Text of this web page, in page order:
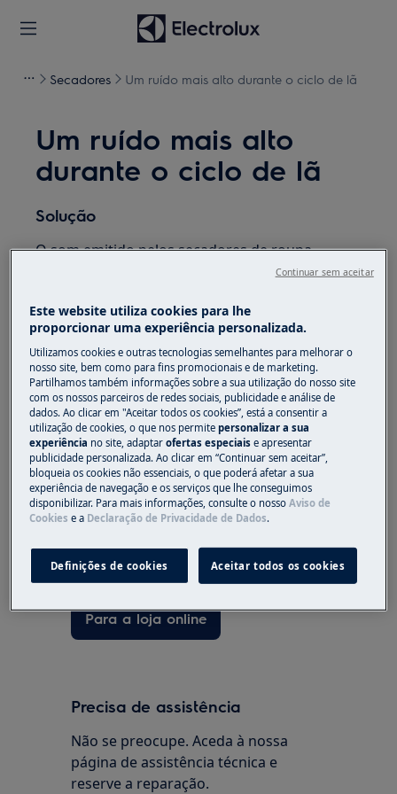
Secadores Um ruído mais alto durante o ciclo de lã
Um ruído mais alto
durante o ciclo de lã
Solução
O som emitido pelos secadores de roupa
durante a secagem num ciclo de lã é mais alto
mais depressa e produz mais ruído. É normal e
não representa qualquer avaria da máquina.
Este artigo foi útil?
Peças e acessórios
Encontre as peças de substituição
originais para o seu eletrodoméstico
diretamente em sua casa.
Para a loja online
Precisa de assistência
Não se preocupe. Aceda à nossa
página de assistência técnica e
reserve a reparação.
Este website utiliza cookies para lhe
proporcionar uma experiência personalizada.
Utilizamos cookies e outras tecnologias semelhantes para melhorar o
nosso site, bem como para fins promocionais e de marketing.
Partilhamos também informações sobre a sua utilização do nosso site
com os nossos parceiros de redes sociais, publicidade e análise de
dados. Ao clicar em "Aceitar todos os cookies”, está a consentir a
utilização de cookies, o que nos permitepersonalizar a sua
experiência no site, adaptarofertas especiaise apresentar
publicidade personalizada. Ao clicar em “Continuar sem aceitar”,
bloqueia os cookies não essenciais, o que poderá afetar a sua
experiência de navegação e os serviços que lhe conseguimos
disponibilizar. Para mais informações, consulte o nossoAviso de
Cookies e a Declaração de Privacidade de Dados.
Definições de cookies Aceitar todos os cookies
Continuar sem aceitar